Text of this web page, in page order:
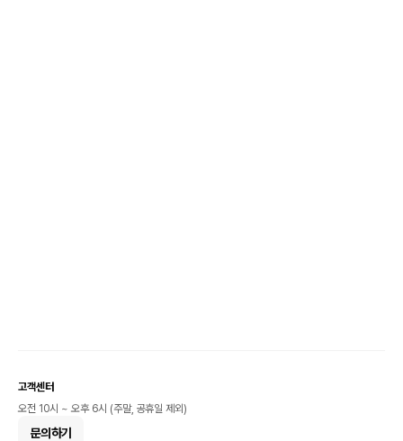
고객센터
오전 10시 ~ 오후 6시 (주말, 공휴일 제외)
문의하기